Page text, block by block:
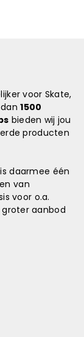
voor Skate,
dan1500
bieden wij jou
producten
daarmee één
van
voor o.a.
aanbod